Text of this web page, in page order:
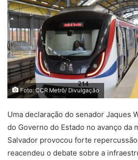
-
m
l
Foto: CCR Metrô/ Divulgação
Uma declaração do senador Jaques
do Governo do Estado no avanço da
Salvador provocou forte
reacendeu o debate sobre a